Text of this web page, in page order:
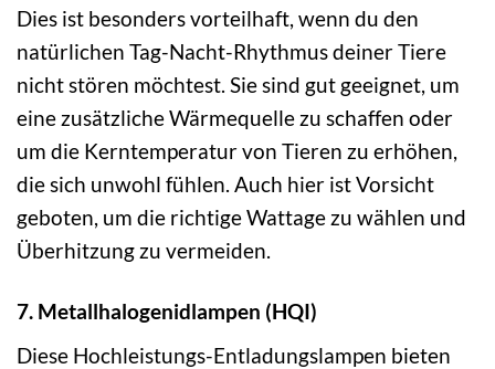
Dies ist besonders vorteilhaft, wenn du den
natürlichen Tag-Nacht-Rhythmus deiner Tiere
nicht stören möchtest. Sie sind gut geeignet, um
eine zusätzliche Wärmequelle zu schaffen oder
um die Kerntemperatur von Tieren zu erhöhen,
die sich unwohl fühlen. Auch hier ist Vorsicht
geboten, um die richtige Wattage zu wählen und
Überhitzung zu vermeiden.
7. Metallhalogenidlampen (HQI)
Diese Hochleistungs-Entladungslampen bieten